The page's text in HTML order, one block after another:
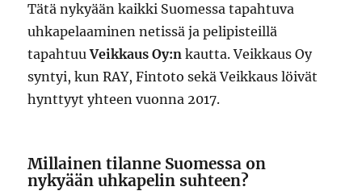
Tätä nykyään kaikki Suomessa tapahtuva
uhkapelaaminen netissä ja pelipisteillä
tapahtuuVeikkaus Oy:n kautta. Veikkaus Oy
syntyi, kun RAY, Fintoto sekä Veikkaus löivät
hynttyyt yhteen vuonna 2017.
Millainen tilanne Suomessa on
nykyään uhkapelin suhteen?